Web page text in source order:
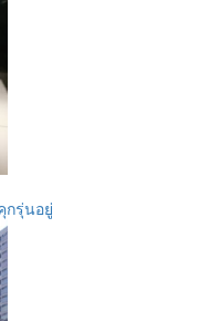
กรุ่นอยู่